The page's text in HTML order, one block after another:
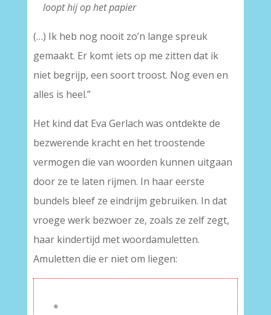
loopt hij op het papier
(…) Ik heb nog nooit zo’n lange spreuk
gemaakt. Er komt iets op me zitten dat ik
niet begrijp, een soort troost. Nog even en
alles is heel.”
Het kind dat Eva Gerlach was ontdekte de
bezwerende kracht en het troostende
vermogen die van woorden kunnen uitgaan
door ze te laten rijmen. In haar eerste
bundels bleef ze eindrijm gebruiken. In dat
vroege werk bezwoer ze, zoals ze zelf zegt,
haar kindertijd met woordamuletten.
Amuletten die er niet om liegen:
*